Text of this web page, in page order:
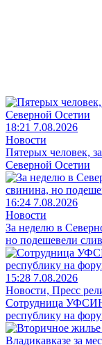
18:21 7.08.2026
Новости
Пятерых человек,
Северной Осетии
16:24 7.08.2026
Новости
За неделю в
но подешевели
15:28 7.08.2026
Новости, Пресс
Сотрудница УФСИН
республику на